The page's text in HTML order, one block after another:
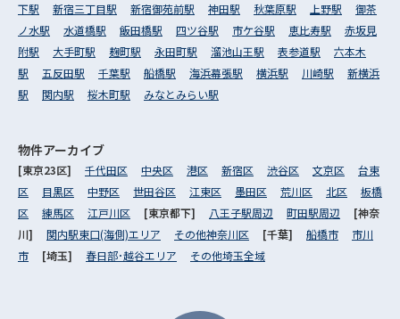
下駅
新宿三丁目駅 新宿御苑前駅 神田駅 秋葉原駅 上野駅
御茶
ノ水駅
水道橋駅 飯田橋駅 四ツ谷駅 市ケ谷駅 恵比寿駅
赤坂見
附駅
大手町駅 麹町駅 永田町駅 溜池山王駅 表参道駅
六本木
駅
五反田駅 千葉駅 船橋駅 海浜幕張駅 横浜駅 川崎駅
新横浜
駅
関内駅 桜木町駅 みなとみらい駅
物件アーカイブ
[東京23区] 千代田区 中央区 港区 新宿区 渋谷区 文京区
台東
区
目黒区 中野区 世田谷区 江東区 墨田区 荒川区 北区
板橋
区
練馬区 江戸川区 [東京都下] 八王子駅周辺 町田駅周辺
[神奈
川] 関内駅東口(海側)エリア その他神奈川区 [千葉] 船橋市
市川
市
[埼玉] 春日部･越谷エリア その他埼玉全域